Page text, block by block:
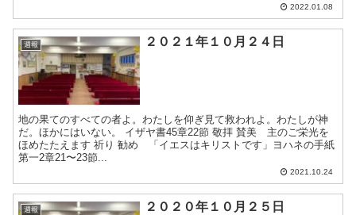
2022.01.08
週報 ２０２１年１０月２４日
地の果てのすべての者よ。わたしを仰ぎ見て救われよ。わたしが神
だ。ほかにはいない。 イザヤ書45章22節 敬拝 賛美 主のご栄光を
ほめたたえます 祈り 勧め 「イエスはキリストです」ヨハネの手紙
第一2章21〜23節...
2021.10.24
週報 ２０２０年１０月２５日